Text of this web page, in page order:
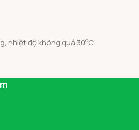
nhiệt độ không quá 30oC.